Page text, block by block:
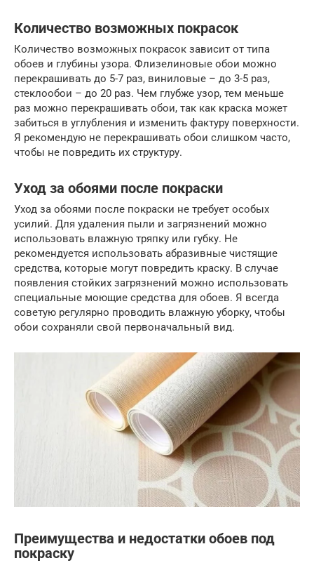
Количество возможных покрасок
Количество возможных покрасок зависит от типа
обоев и глубины узора. Флизелиновые обои можно
перекрашивать до 5-7 раз, виниловые – до 3-5 раз,
стеклообои – до 20 раз. Чем глубже узор, тем меньше
раз можно перекрашивать обои, так как краска может
забиться в углубления и изменить фактуру поверхности.
Я рекомендую не перекрашивать обои слишком часто,
чтобы не повредить их структуру.
Уход за обоями после покраски
Уход за обоями после покраски не требует особых
усилий. Для удаления пыли и загрязнений можно
использовать влажную тряпку или губку. Не
рекомендуется использовать абразивные чистящие
средства, которые могут повредить краску. В случае
появления стойких загрязнений можно использовать
специальные моющие средства для обоев. Я всегда
советую регулярно проводить влажную уборку, чтобы
обои сохраняли свой первоначальный вид.
Преимущества и недостатки обоев под
покраску